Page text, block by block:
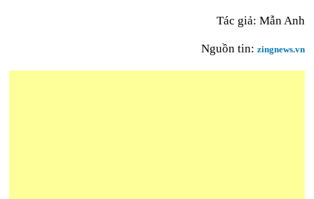
Tác giả: Mẫn Anh
Nguồn tin: zingnews.vn